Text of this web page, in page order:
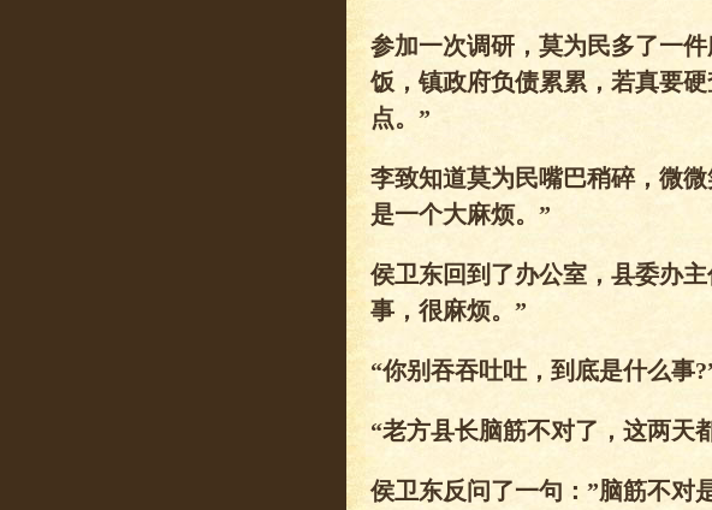
参加一次调研，莫为民多了一
饭，镇政府负债累累，若真要
点。”
李致知道莫为民嘴巴稍碎，微
是一个大麻烦。”
侯卫东回到了办公室，县委办
事，很麻烦。”
“你别吞吞吐吐，到底是什么事
“老方县长脑筋不对了，这两天
侯卫东反问了一句：”脑筋不对